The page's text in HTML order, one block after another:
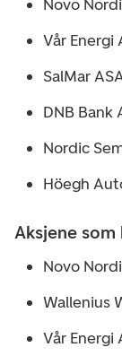
Novo
Vår Energi
SalMar
DNB Bank
Nordic
Höegh
Aksjene
Novo
Wallenius
Vår Energi